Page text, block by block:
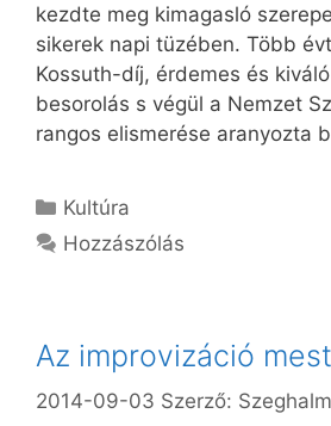
kezdte meg kimagasló
sikerek napi tüzében. Több
Kossuth-díj, érdemes és
besorolás s végül a Nemzet
rangos elismerése aranyozta
Kategória
Kultúra
Hozzászólás
Az improvizáció
2014-09-03 Szerző: